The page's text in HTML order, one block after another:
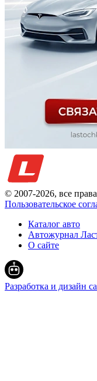
© 2007-2026, все
Пользовательское
Каталог авто
Автожурнал
О сайте
Разработка и дизайн